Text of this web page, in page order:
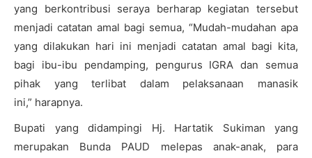
yang berkontribusi seraya berharap kegiatan tersebut
menjadi catatan amal bagi semua, “Mudah-mudahan apa
yang dilakukan hari ini menjadi catatan amal bagi kita,
bagi ibu-ibu pendamping, pengurus IGRA dan semua
pihak yang terlibat dalam pelaksanaan manasik
ini,” harapnya.
Bupati yang didampingi Hj. Hartatik Sukiman yang
merupakan Bunda PAUD melepas anak-anak, para